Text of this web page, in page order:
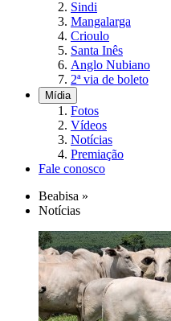
Sindi
Mangalarga
Crioulo
Santa Inês
Anglo Nubiano
2ª via de boleto
Mídia
Fotos
Vídeos
Notícias
Premiação
Fale conosco
Beabisa »
Notícias